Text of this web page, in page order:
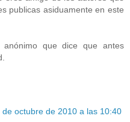
publicas asiduamente en este
que dice que antes
de octubre de 2010 a las 10:40